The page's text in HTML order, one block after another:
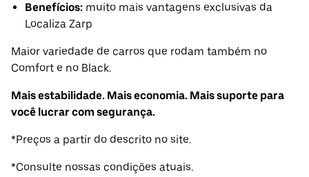
Benefícios: muito mais vantagens exclusivas da
Localiza Zarp
Maior variedade de carros que rodam também no
Comfort e no Black.
Mais estabilidade. Mais economia. Mais suporte para
você lucrar com segurança.
*Preços a partir do descrito no site.
*Consulte nossas condições atuais.